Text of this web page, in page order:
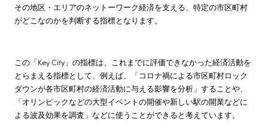
その地区・エリアのネットーワーク経済を支える、特定の市区町村
がどこなのかを判断する指標となります。
この「Key City」の指標は、これまでに評価できなかった経済活動を
とらまえる指標として、例えば、「コロナ禍による市区町村ロック
ダウンが各市区町村の経済活動に与える影響を分析」することや、
「オリンピックなどの大型イベントの開催や新しい駅の開業などに
よる波及効果を調査」などに使うことができると考えています。